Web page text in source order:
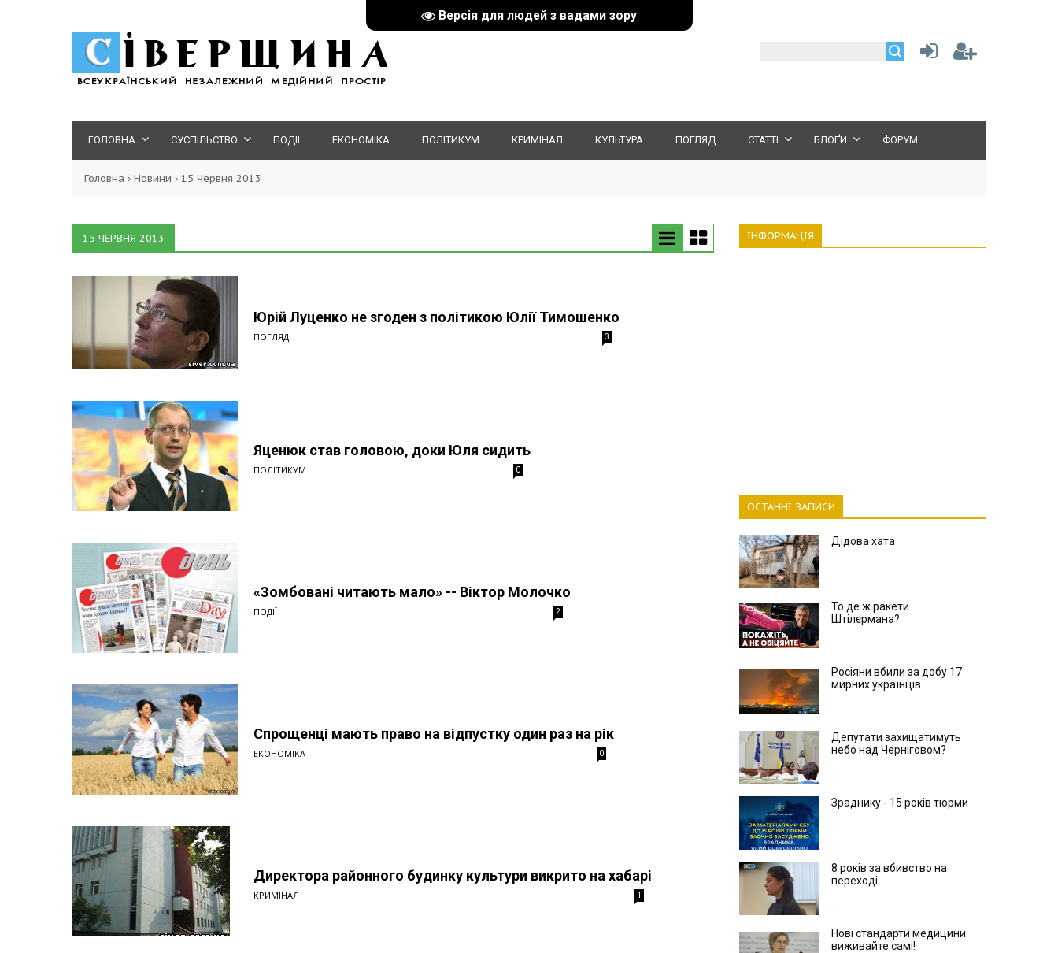
Версія для людей з вадами зору
ГОЛОВНА СУСПІЛЬСТВО ПОДІЇ ЕКОНОМІКА ПОЛІТИКУМ КРИМІНАЛ КУЛЬТУРА ПОГЛЯД СТАТТІ БЛОҐИ ФОРУМ
Головна › Новини › 15 Червня 2013
15 ЧЕРВНЯ 2013
Юрій Луценко не згоден з політикою Юлії Тимошенко
ПОГЛЯД 3
Яценюк став головою, доки Юля сидить
ПОЛІТИКУМ 0
«Зомбовані читають мало» -- Віктор Молочко
ПОДІЇ 2
Спрощенці мають право на відпустку один раз на рік
ЕКОНОМІКА 0
Директора районного будинку культури викрито на хабарі
КРИМІНАЛ 1
ІНФОРМАЦІЯ
ОСТАННІ ЗАПИСИ
Дідова хата
То де ж ракети
Штілєрмана?
Росіяни вбили за добу 17
мирних українців
Депутати захищатимуть
небо над Черніговом?
Зраднику - 15 років тюрми
8 років за вбивство на
переході
Нові стандарти медицини:
виживайте самі!